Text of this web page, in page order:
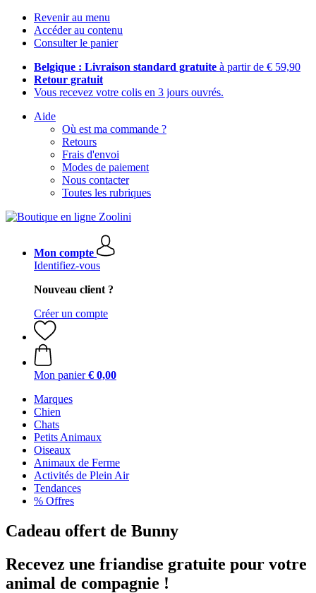
Revenir au menu
Accéder au contenu
Consulter le panier
Belgique : Livraison standard gratuite à partir de € 59,90
Retour gratuit
Vous recevez votre colis en 3 jours ouvrés.
Aide
Où est ma commande ?
Retours
Frais d'envoi
Modes de paiement
Nous contacter
Toutes les rubriques
Mon compte
Identifiez-vous
Nouveau client ?
Créer un compte
Mon panier € 0,00
Marques
Chien
Chats
Petits Animaux
Oiseaux
Animaux de Ferme
Activités de Plein Air
Tendances
% Offres
Cadeau offert de Bunny
Recevez une friandise gratuite pour votre
animal de compagnie !